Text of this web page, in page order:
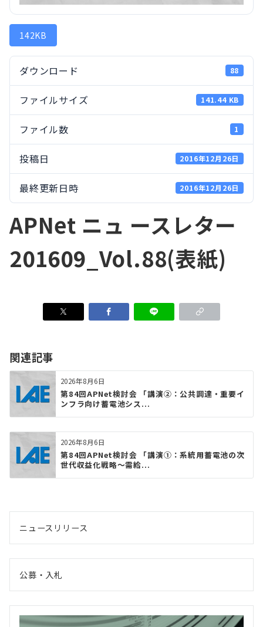
142KB
ダウンロード 88
ファイルサイズ 141.44 KB
ファイル数 1
投稿日 2016年12月26日
最終更新日時 2016年12月26日
APNet ニュ ースレター
201609_Vol.88(表紙)
関連記事
2026年8月6日
第84回APNet検討会 「講演②：公共調達・重要イ
ンフラ向け蓄電池シス...
2026年8月6日
第84回APNet検討会 「講演①：系統用蓄電池の次
世代収益化戦略〜需給...
ニュースリリース
公募・入札